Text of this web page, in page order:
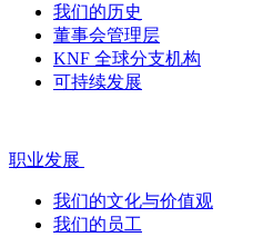
我们的历史
董事会管理层
KNF 全球分支机构
可持续发展
职业发展
我们的文化与价值观
我们的员工